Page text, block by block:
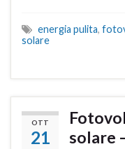
energia pulita,
solare
OTT
21
solare